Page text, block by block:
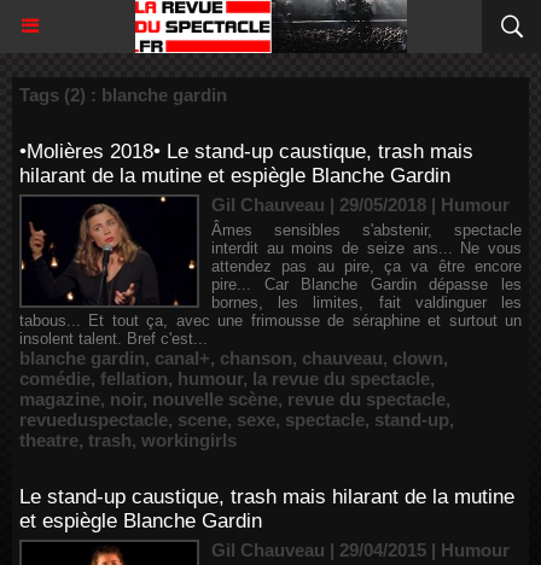
Tags (2) : blanche gardin
•Molières 2018• Le stand-up caustique, trash mais
hilarant de la mutine et espiègle Blanche Gardin
Gil Chauveau | 29/05/2018 | Humour
Âmes sensibles s'abstenir, spectacle
interdit au moins de seize ans... Ne vous
attendez pas au pire, ça va être encore
pire... Car Blanche Gardin dépasse les
bornes, les limites, fait valdinguer les
tabous... Et tout ça, avec une frimousse de séraphine et surtout un
insolent talent. Bref c'est...
blanche gardin, canal+, chanson, chauveau, clown,
comédie, fellation, humour, la revue du spectacle,
magazine, noir, nouvelle scène, revue du spectacle,
revueduspectacle, scene, sexe, spectacle, stand-up,
theatre, trash, workingirls
Le stand-up caustique, trash mais hilarant de la mutine
et espiègle Blanche Gardin
Gil Chauveau | 29/04/2015 | Humour